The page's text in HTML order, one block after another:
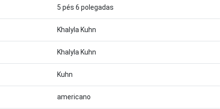
5 pés 6 polegadas
Khalyla Kuhn
Khalyla Kuhn
Kuhn
americano